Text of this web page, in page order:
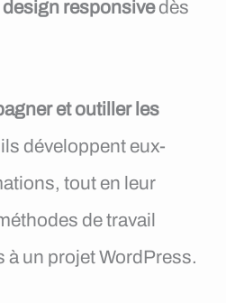
design responsivedès
et outiller les
développent eux-
tout en leur
de travail
à un projet WordPress.